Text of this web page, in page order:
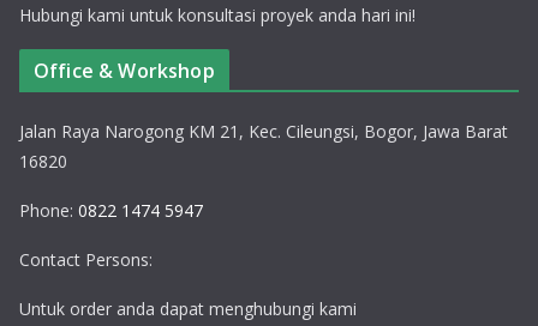
Hubungi kami untuk konsultasi proyek anda hari ini!
Office & Workshop
Jalan Raya Narogong KM 21, Kec. Cileungsi, Bogor, Jawa Barat
16820
Phone: 0822 1474 5947
Contact Persons:
Untuk order anda dapat menghubungi kami